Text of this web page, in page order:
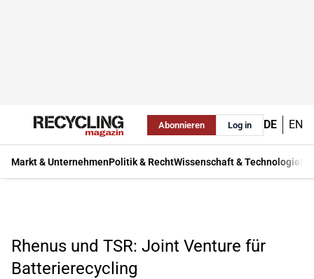
Abonnieren Log in DE EN
Markt & UnternehmenPolitik & RechtWissenschaft & Technologie
Rhenus und TSR: Joint Venture für
Batterierecycling